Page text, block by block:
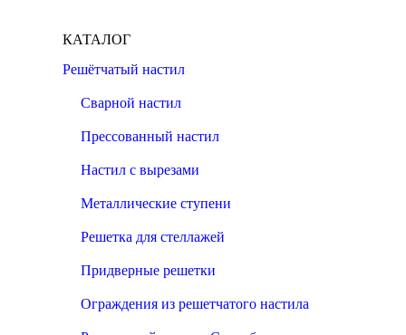
КАТАЛОГ
Решётчатый настил
Сварной настил
Прессованный настил
Настил с вырезами
Металлические ступени
Решетка для стеллажей
Придверные решетки
Ограждения из решетчатого настила